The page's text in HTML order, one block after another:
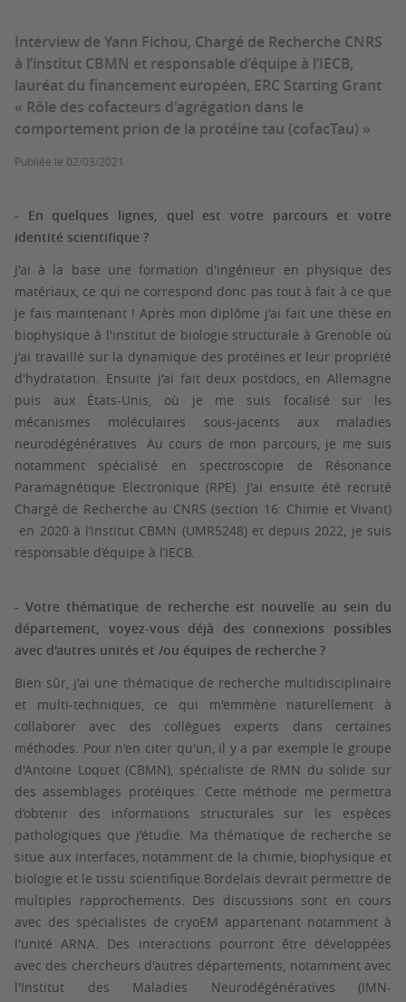
Interview de Yann Fichou, Chargé de Recherche CNRS
à l’institut CBMN et responsable d’équipe à l’IECB,
lauréat du financement européen, ERC Starting Grant
« Rôle des cofacteurs d'agrégation dans le
comportement prion de la protéine tau (cofacTau) »
Publiée le 02/03/2021
- En quelques lignes, quel est votre parcours et votre
identité scientifique ?
J'ai à la base une formation d'ingénieur en physique des
matériaux, ce qui ne correspond donc pas tout à fait à ce que
je fais maintenant ! Après mon diplôme j'ai fait une thèse en
biophysique à l'institut de biologie structurale à Grenoble où
j'ai travaillé sur la dynamique des protéines et leur propriété
d'hydratation. Ensuite j'ai fait deux postdocs, en Allemagne
puis aux États-Unis, où je me suis focalisé sur les
mécanismes moléculaires sous-jacents aux maladies
neurodégénératives. Au cours de mon parcours, je me suis
notamment spécialisé en spectroscopie de Résonance
Paramagnétique Electronique (RPE). J'ai ensuite été recruté
Chargé de Recherche au CNRS (section 16: Chimie et Vivant)
en 2020 à l’institut CBMN (UMR5248) et depuis 2022, je suis
responsable d’équipe à l’IECB.
- Votre thématique de recherche est nouvelle au sein du
département, voyez-vous déjà des connexions possibles
avec d'autres unités et /ou équipes de recherche ?
Bien sûr, j'ai une thématique de recherche multidisciplinaire
et multi-techniques, ce qui m'emmène naturellement à
collaborer avec des collègues experts dans certaines
méthodes. Pour n'en citer qu'un, il y a par exemple le groupe
d'Antoine Loquet (CBMN), spécialiste de RMN du solide sur
des assemblages protéiques. Cette méthode me permettra
d’obtenir des informations structurales sur les espèces
pathologiques que j'étudie. Ma thématique de recherche se
situe aux interfaces, notamment de la chimie, biophysique et
biologie et le tissu scientifique Bordelais devrait permettre de
multiples rapprochements. Des discussions sont en cours
avec des spécialistes de cryoEM appartenant notamment à
l'unité ARNA. Des interactions pourront être développées
avec des chercheurs d'autres départements, notamment avec
l'Institut des Maladies Neurodégénératives (IMN-